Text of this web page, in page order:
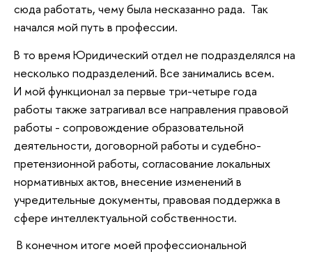
сюда работать, чему была несказанно рада. Так
начался мой путь в профессии.
В то время Юридический отдел не подразделялся на
несколько подразделений. Все занимались всем.
И мой функционал за первые три-четыре года
работы также затрагивал все направления правовой
работы - сопровождение образовательной
деятельности, договорной работы и судебно-
претензионной работы, согласование локальных
нормативных актов, внесение изменений в
учредительные документы, правовая поддержка в
сфере интеллектуальной собственности.
В конечном итоге моей профессиональной